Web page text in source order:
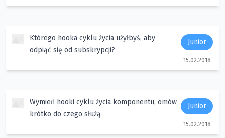
Którego hooka cyklu życia użyłbyś, aby
odpiąć się od subskrypcji?
Junior
15.02.2018
Wymień hooki cyklu życia komponentu, omów
krótko do czego służą
Junior
15.02.2018